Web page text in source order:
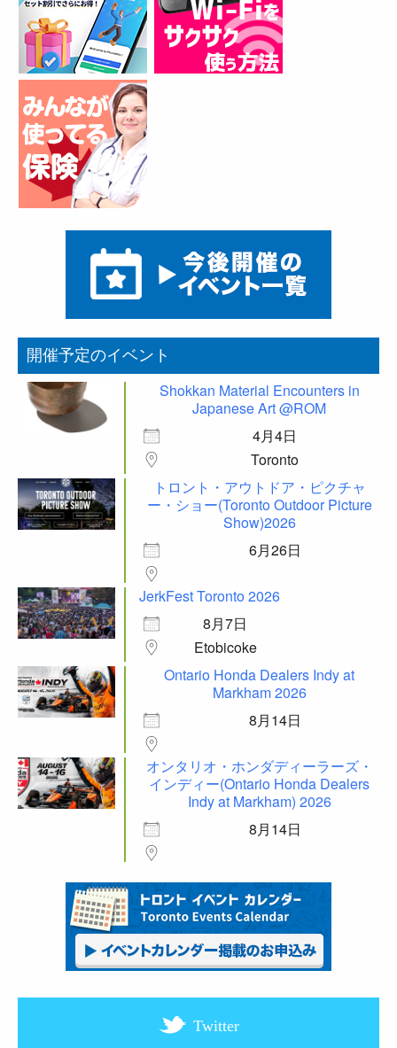
開催予定のイベント
Shokkan Material Encounters in
Japanese Art @ROM
4月4日
Toronto
トロント・アウトドア・ピクチャ
ー・ショー(Toronto Outdoor Picture
Show)2026
6月26日
JerkFest Toronto 2026
8月7日
Etobicoke
Ontario Honda Dealers Indy at
Markham 2026
8月14日
オンタリオ・ホンダディーラーズ・
インディー(Ontario Honda Dealers
Indy at Markham) 2026
8月14日
Twitter